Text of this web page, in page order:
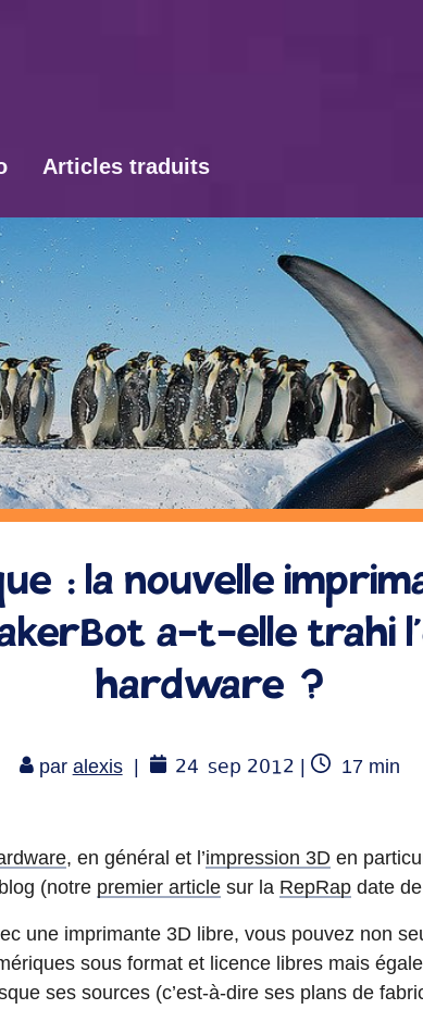
Articles traduits
: la nouvelle
a-t-elle trahi
hardware ?
par alexis 24 sep 2012 |
Temps
17 min
, en général et l’impression 3Den
(notre premier articlesur la RepRapdate
une imprimante 3D libre, vous pouvez non
sous format et licence libres mais
ses sources (c’est-à-dire ses plans de